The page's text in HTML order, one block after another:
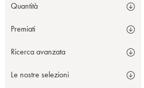
Quantità
Premiati
Ricerca avanzata
Le nostre selezioni